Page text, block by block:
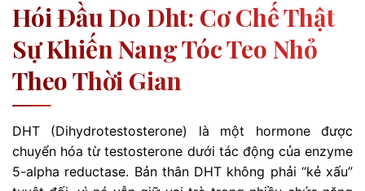
Hói Đầu Do Dht: Cơ Chế Thật
Sự Khiến Nang Tóc Teo Nhỏ
Theo Thời Gian
DHT (Dihydrotestosterone) là một hormone được
chuyển hóa từ testosterone dưới tác động của enzyme
5-alpha reductase. Bản thân DHT không phải “kẻ xấu”